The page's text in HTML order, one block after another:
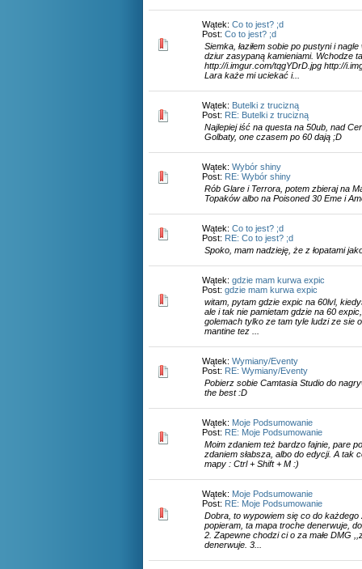
Wątek: Co to jest? ;d
Post: Co to jest? ;d
Siemka, łaziłem sobie po pustyni i
dziur zasypaną kamieniami. Wchodze
http://i.imgur.com/tqgYDrD.jpg http://
Lara każe mi uciekać i...
Wątek: Butelki z trucizną
Post: RE: Butelki z trucizną
Najlepiej iść na questa na 50ub, nad
Golbaty, one czasem po 60 dają ;D
Wątek: Wybór shiny
Post: RE: Wybór shiny
Rób Glare i Terrora, potem zbieraj na
Topaków albo na Poisoned 30 Eme i
Wątek: Co to jest? ;d
Post: RE: Co to jest? ;d
Spoko, mam nadzieję, że z łopatami
Wątek: gdzie mam kurwa expic
Post: gdzie mam kurwa expic
witam, pytam gdzie expic na 60lvl,
ale i tak nie pamietam gdzie na 60
golemach tylko ze tam tyle ludzi ze sie
mantine tez ...
Wątek: Wymiany/Eventy
Post: RE: Wymiany/Eventy
Pobierz sobie Camtasia Studio do
the best :D
Wątek: Moje Podsumowanie
Post: RE: Moje Podsumowanie
Moim zdaniem też bardzo fajnie, pare
zdaniem słabsza, albo do edycji. A tak
mapy : Ctrl + Shift + M :)
Wątek: Moje Podsumowanie
Post: RE: Moje Podsumowanie
Dobra, to wypowiem się co do każdego
popieram, ta mapa troche denerwuje,
2. Zapewne chodzi ci o za małe DMG
denerwuje. 3...